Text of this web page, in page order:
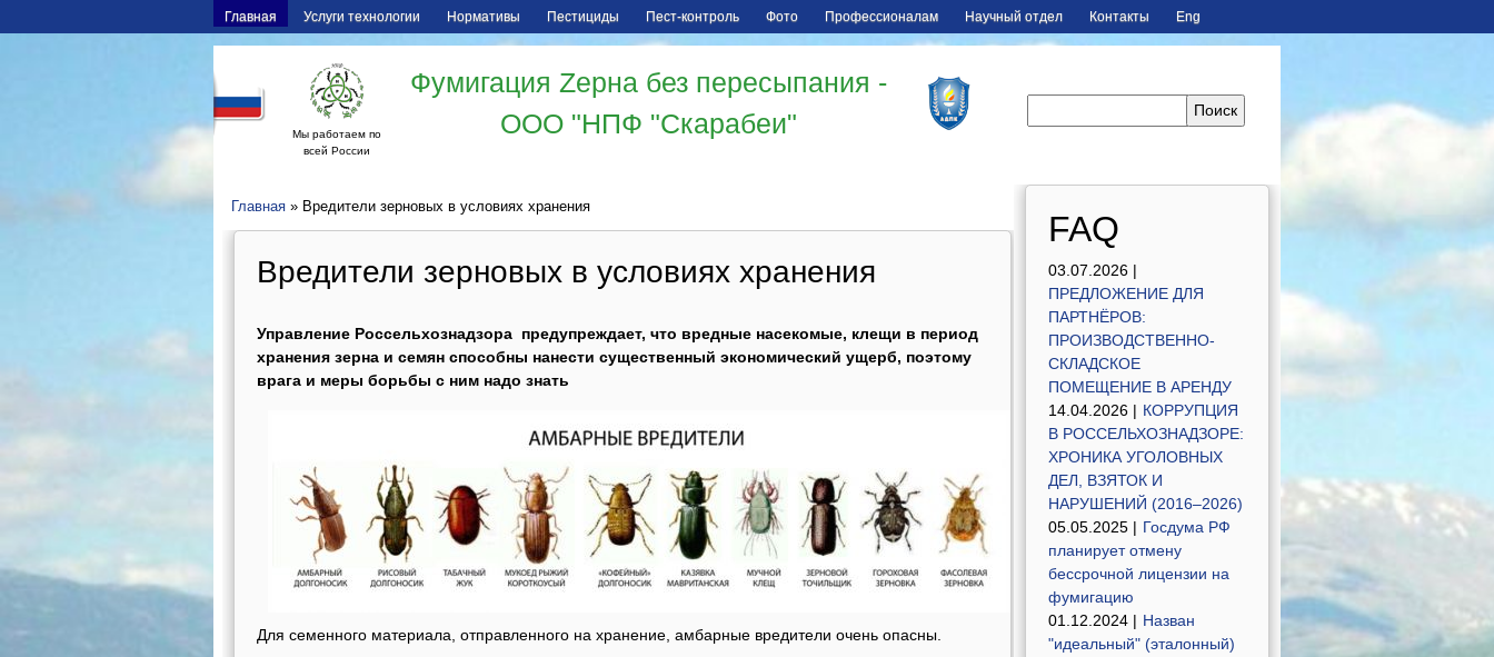
Главная Услуги технологии Нормативы Пестициды Пест-контроль Фото Профессионалам Научный отдел Контакты Eng
Мы работаем по
всей России
Фумигация Zерна без пересыпания -
ООО "НПФ "Скарабеи"
Главная » Вредители зерновых в условиях хранения
Вредители зерновых в условиях хранения
Управление Россельхознадзора предупреждает, что вредные насекомые, клещи в период
хранения зерна и семян способны нанести существенный экономический ущерб, поэтому
врага и меры борьбы с ним надо знать
Для семенного материала, отправленного на хранение, амбарные вредители очень опасны.
FAQ
03.07.2026 |
ПРЕДЛОЖЕНИЕ ДЛЯ
ПАРТНЁРОВ:
ПРОИЗВОДСТВЕННО-
СКЛАДСКОЕ
ПОМЕЩЕНИЕ В АРЕНДУ
14.04.2026 | КОРРУПЦИЯ
В РОССЕЛЬХОЗНАДЗОРЕ:
ХРОНИКА УГОЛОВНЫХ
ДЕЛ, ВЗЯТОК И
НАРУШЕНИЙ (2016–2026)
05.05.2025 | Госдума РФ
планирует отмену
бессрочной лицензии на
фумигацию
01.12.2024 | Назван
"идеальный" (эталонный)